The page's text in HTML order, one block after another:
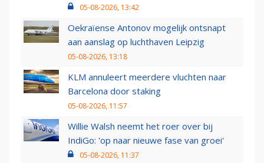
05-08-2026, 13:42
Oekraïense Antonov mogelijk ontsnapt
aan aanslag op luchthaven Leipzig
05-08-2026, 13:18
KLM annuleert meerdere vluchten naar
Barcelona door staking
05-08-2026, 11:57
Willie Walsh neemt het roer over bij
IndiGo: 'op naar nieuwe fase van groei'
05-08-2026, 11:37